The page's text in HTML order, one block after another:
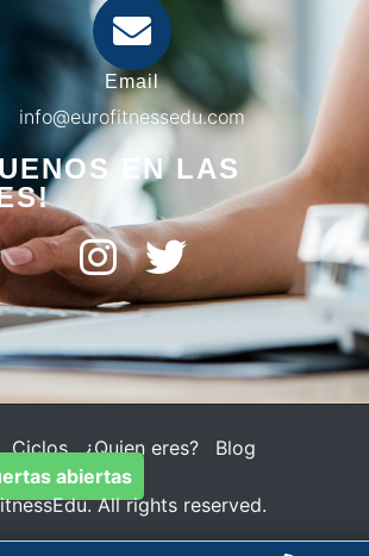
Email
info@eurofitnessedu.com
EN LAS
Ciclos ¿Quien eres?
Blog
abiertas
All rights reserved.